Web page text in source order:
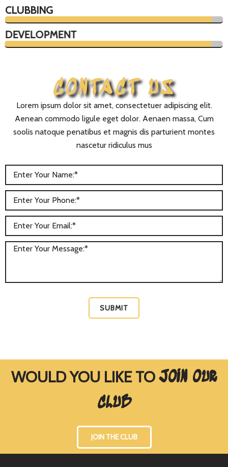
CLUBBING
DEVELOPMENT
CONTACT US
Lorem ipsum dolor sit amet, consectetuer adipiscing elit.
Aenean commodo ligule eget dolor. Aenaen massa, Cum
soolis natoque penatibus et magnis dis parturient montes
nascetur ridiculus mus
SUBMIT
WOULD YOU LIKE TOJOIN OUR
CLUB
JOIN THE CLUB